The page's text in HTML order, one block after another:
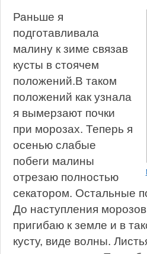
Раньше я
подготавливала
малину к зиме связав
кусты в стоячем
положений.В таком
положений как узнала
я вымерзают почки
при морозах. Теперь я
осенью слабые
побеги малины
отрезаю полностью
секатором. Остальные
До наступления
пригибаю к земле и в
кусту, виде волны.